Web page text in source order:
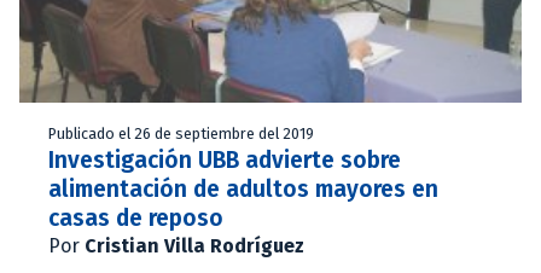
Publicado el 26 de septiembre del 2019
Investigación UBB advierte sobre
alimentación de adultos mayores en
casas de reposo
Por Cristian Villa Rodríguez